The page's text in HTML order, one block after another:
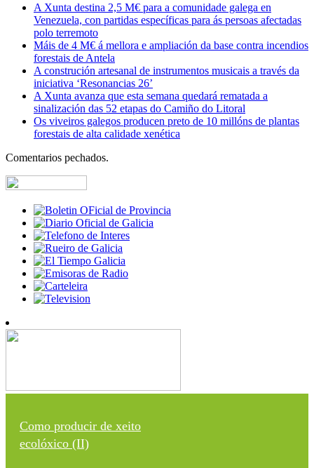
A Xunta destina 2,5 M€ para a comunidade galega en
Venezuela, con partidas específicas para ás persoas afectadas
polo terremoto
Máis de 4 M€ á mellora e ampliación da base contra incendios
forestais de Antela
A construción artesanal de instrumentos musicais a través da
iniciativa ‘Resonancias 26’
A Xunta avanza que esta semana quedará rematada a
sinalización das 52 etapas do Camiño do Litoral
Os viveiros galegos producen preto de 10 millóns de plantas
forestais de alta calidade xenética
Comentarios pechados.
Como producir de xeito
ecolóxico (II)